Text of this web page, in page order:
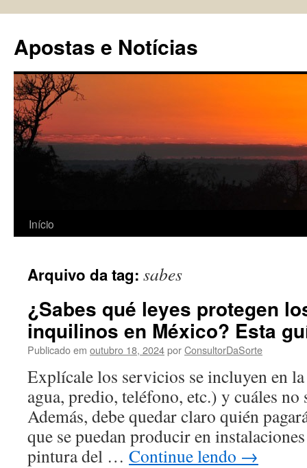
conteúdo
Apostas e Notícias
Início
Arquivo da tag: sabes
¿Sabes qué leyes protegen
inquilinos en México? Esta
Publicado em outubro 18, 2024porConsultorDaSorte
Explícale los servicios se incluyen en
agua, predio, teléfono, etc.) y cuáles no
Además, debe quedar claro quién
que se puedan producir en
pintura del … Continue lendo →